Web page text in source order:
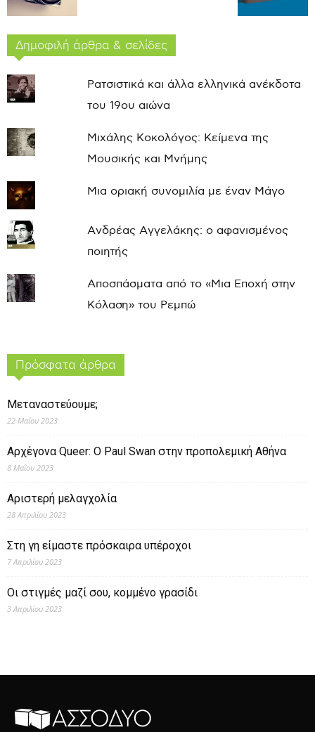
Δημοφιλή άρθρα & σελίδες
Ρατσιστικά και άλλα ελληνικά ανέκδοτα
του 19ου αιώνα
Μιχάλης Κοκολόγος: Κείμενα της
Μουσικής και Μνήμης
Μια οριακή συνομιλία με έναν Μάγο
Ανδρέας Αγγελάκης: ο αφανισμένος
ποιητής
Αποσπάσματα από το «Μια Εποχή στην
Κόλαση» του Ρεμπώ
Πρόσφατα άρθρα
Μεταναστεύουμε;
22 Μαΐου 2023
Αρχέγονα Queer: O Paul Swan στην προπολεμική Αθήνα
8 Μαΐου 2023
Αριστερή μελαγχολία
28 Απριλίου 2023
Στη γη είμαστε πρόσκαιρα υπέροχοι
7 Απριλίου 2023
Οι στιγμές μαζί σου, κομμένο γρασίδι
3 Απριλίου 2023